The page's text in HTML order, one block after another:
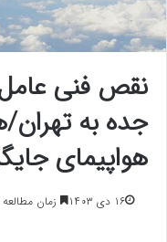
نقص فنی عامل
جده به تهران/
هواپیمای
۱۶ دی ۱۴۰۳ زمان